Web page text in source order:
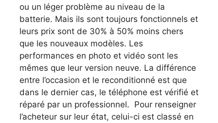
ou un léger problème au niveau de la
batterie. Mais ils sont toujours fonctionnels et
leurs prix sont de 30% à 50% moins chers
que les nouveaux modèles. Les
performances en photo et vidéo sont les
mêmes que leur version neuve. La différence
entre l’occasion et le reconditionné est que
dans le dernier cas, le téléphone est vérifié et
réparé par un professionnel. Pour renseigner
l’acheteur sur leur état, celui-ci est classé en